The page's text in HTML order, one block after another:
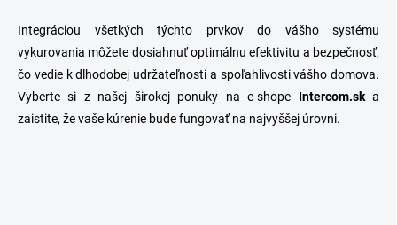
Integráciou všetkých týchto prvkov do vášho systému
vykurovania môžete dosiahnuť optimálnu efektivitu a bezpečnosť,
čo vedie k dlhodobej udržateľnosti a spoľahlivosti vášho domova.
Vyberte si z našej širokej ponuky na e-shope Intercom.ska
zaistite, že vaše kúrenie bude fungovať na najvyššej úrovni.